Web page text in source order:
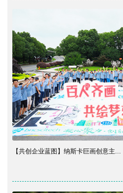
【共创企业蓝图】纳斯卡巨画创意主...